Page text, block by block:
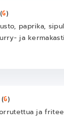
(G)
paprika,
ja
(G)
ja